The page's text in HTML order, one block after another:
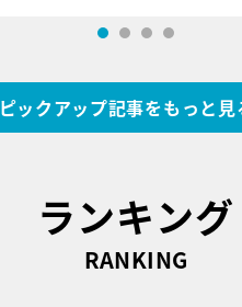
ピックアップ記事をもっと見
ランキング
RANKING